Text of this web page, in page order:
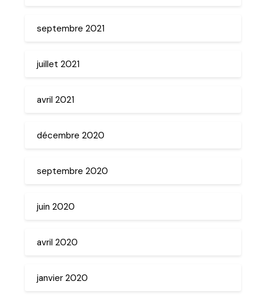
septembre 2021
juillet 2021
avril 2021
décembre 2020
septembre 2020
juin 2020
avril 2020
janvier 2020